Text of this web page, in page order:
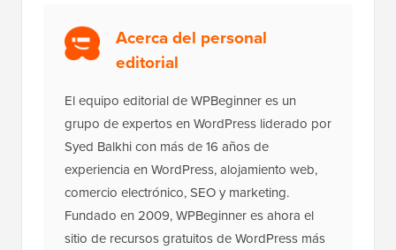
Acerca del personal
editorial
El equipo editorial de WPBeginner es un
grupo de expertos en WordPress liderado por
Syed Balkhi con más de 16 años de
experiencia en WordPress, alojamiento web,
comercio electrónico, SEO y marketing.
Fundado en 2009, WPBeginner es ahora el
sitio de recursos gratuitos de WordPress más